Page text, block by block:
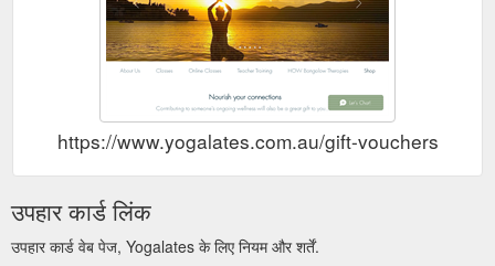
https://www.yogalates.com.au/gift-vouchers
उपहार कार्ड लिंक
उपहार कार्ड वेब पेज, Yogalates के लिए नियम और शर्तें.